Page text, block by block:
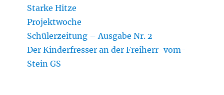
Starke Hitze
Projektwoche
Schülerzeitung – Ausgabe Nr. 2
Der Kinderfresser an der Freiherr-vom-
Stein GS